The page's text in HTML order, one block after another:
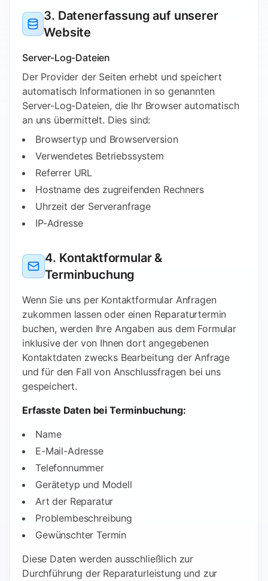
3. Datenerfassung auf unserer
Website
Server-Log-Dateien
Der Provider der Seiten erhebt und speichert
automatisch Informationen in so genannten
Server-Log-Dateien, die Ihr Browser automatisch
an uns übermittelt. Dies sind:
Browsertyp und Browserversion
Verwendetes Betriebssystem
Referrer URL
Hostname des zugreifenden Rechners
Uhrzeit der Serveranfrage
IP-Adresse
4. Kontaktformular &
Terminbuchung
Wenn Sie uns per Kontaktformular Anfragen
zukommen lassen oder einen Reparaturtermin
buchen, werden Ihre Angaben aus dem Formular
inklusive der von Ihnen dort angegebenen
Kontaktdaten zwecks Bearbeitung der Anfrage
und für den Fall von Anschlussfragen bei uns
gespeichert.
Erfasste Daten bei Terminbuchung:
Name
E-Mail-Adresse
Telefonnummer
Gerätetyp und Modell
Art der Reparatur
Problembeschreibung
Gewünschter Termin
Diese Daten werden ausschließlich zur
Durchführung der Reparaturleistung und zur